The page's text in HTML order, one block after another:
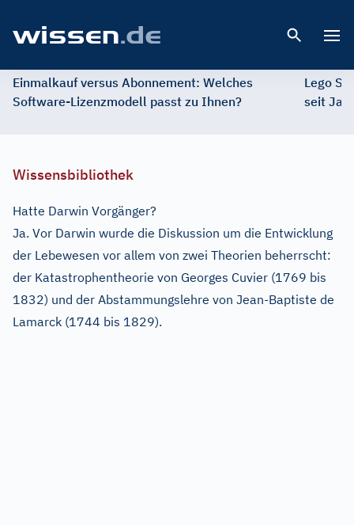
Einmalkauf versus Abonnement: Welches
Software-Lizenzmodell passt zu Ihnen?
Lego
seit
Wissensbibliothek
Hatte Darwin Vorgänger?
Ja. Vor Darwin wurde die Diskussion um die Entwicklung
der Lebewesen vor allem von zwei Theorien beherrscht:
der Katastrophentheorie von Georges Cuvier (1769 bis
1832) und der Abstammungslehre von Jean-Baptiste de
Lamarck (1744 bis 1829).